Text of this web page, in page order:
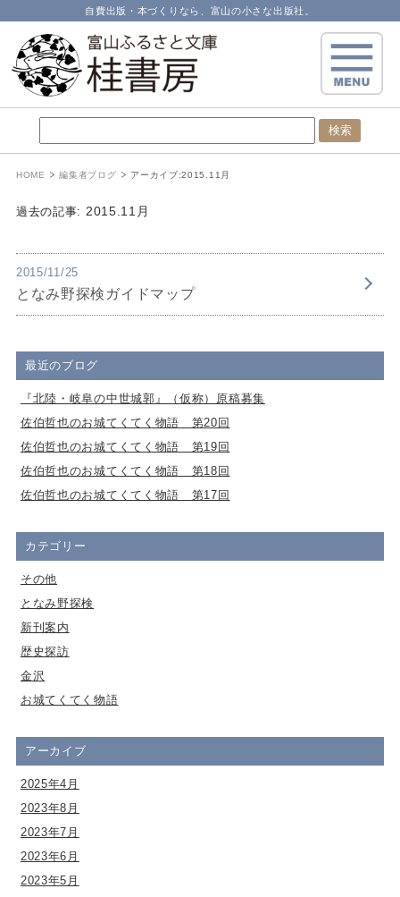
自費出版・本づくりなら、富山の小さな出版社。
HOME 編集者ブログ アーカイブ:2015.11月
過去の記事: 2015.11月
2015/11/25
となみ野探検ガイドマップ
最近のブログ
『北陸・岐阜の中世城郭』（仮称）原稿募集
佐伯哲也のお城てくてく物語 第20回
佐伯哲也のお城てくてく物語 第19回
佐伯哲也のお城てくてく物語 第18回
佐伯哲也のお城てくてく物語 第17回
カテゴリー
その他
となみ野探検
新刊案内
歴史探訪
金沢
お城てくてく物語
アーカイブ
2025年4月
2023年8月
2023年7月
2023年6月
2023年5月